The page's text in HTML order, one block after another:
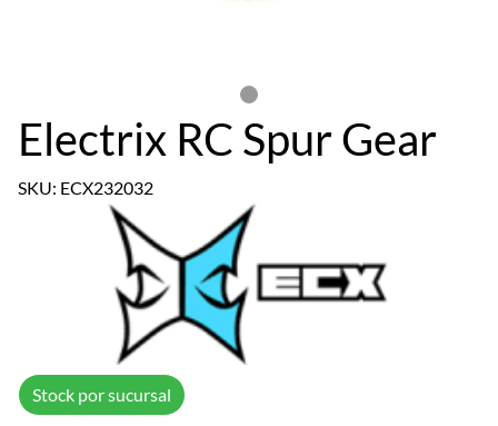
Electrix RC Spur Gear
SKU: ECX232032
Stock por sucursal